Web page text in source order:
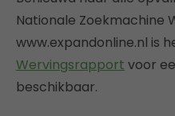
Nationale Zoekmachine
www.expandonline.nl is
Wervingsrapport voor
beschikbaar.